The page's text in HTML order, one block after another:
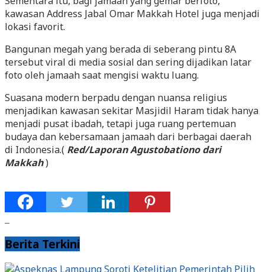
kawasan Address Jabal Omar Makkah Hotel juga menjadi
lokasi favorit.
Bangunan megah yang berada di seberang pintu 8A
tersebut viral di media sosial dan sering dijadikan latar
foto oleh jamaah saat mengisi waktu luang.
Suasana modern berpadu dengan nuansa religius
menjadikan kawasan sekitar Masjidil Haram tidak hanya
menjadi pusat ibadah, tetapi juga ruang pertemuan
budaya dan kebersamaan jamaah dari berbagai daerah
di Indonesia.( Red/Laporan Agustobationo dari
Makkah)
Berita Terkini